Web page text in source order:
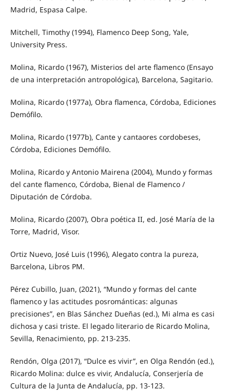
Madrid, Espasa Calpe.
Mitchell, Timothy (1994), Flamenco Deep Song, Yale,
University Press.
Molina, Ricardo (1967), Misterios del arte flamenco (Ensayo
de una interpretación antropológica), Barcelona, Sagitario.
Molina, Ricardo (1977a), Obra flamenca, Córdoba, Ediciones
Demófilo.
Molina, Ricardo (1977b), Cante y cantaores cordobeses,
Córdoba, Ediciones Demófilo.
Molina, Ricardo y Antonio Mairena (2004), Mundo y formas
del cante flamenco, Córdoba, Bienal de Flamenco /
Diputación de Córdoba.
Molina, Ricardo (2007), Obra poética II, ed. José María de la
Torre, Madrid, Visor.
Ortiz Nuevo, José Luis (1996), Alegato contra la pureza,
Barcelona, Libros PM.
Pérez Cubillo, Juan, (2021), “Mundo y formas del cante
flamenco y las actitudes posrománticas: algunas
precisiones”, en Blas Sánchez Dueñas (ed.), Mi alma es casi
dichosa y casi triste. El legado literario de Ricardo Molina,
Sevilla, Renacimiento, pp. 213-235.
Rendón, Olga (2017), “Dulce es vivir”, en Olga Rendón (ed.),
Ricardo Molina: dulce es vivir, Andalucía, Conserjería de
Cultura de la Junta de Andalucía, pp. 13-123.